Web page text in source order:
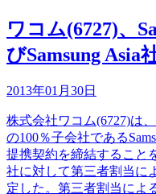
ワコム(6727)、
びSamsung Asia
2013年01月30日
株式会社ワコム(6727)は
の100％子会社である
提携契約を締結すること
社に対して第三者割当に
定した。第三者割当によ